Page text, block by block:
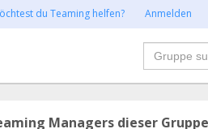
du Teaming helfen? Anmelden
Suche
Managers dieser